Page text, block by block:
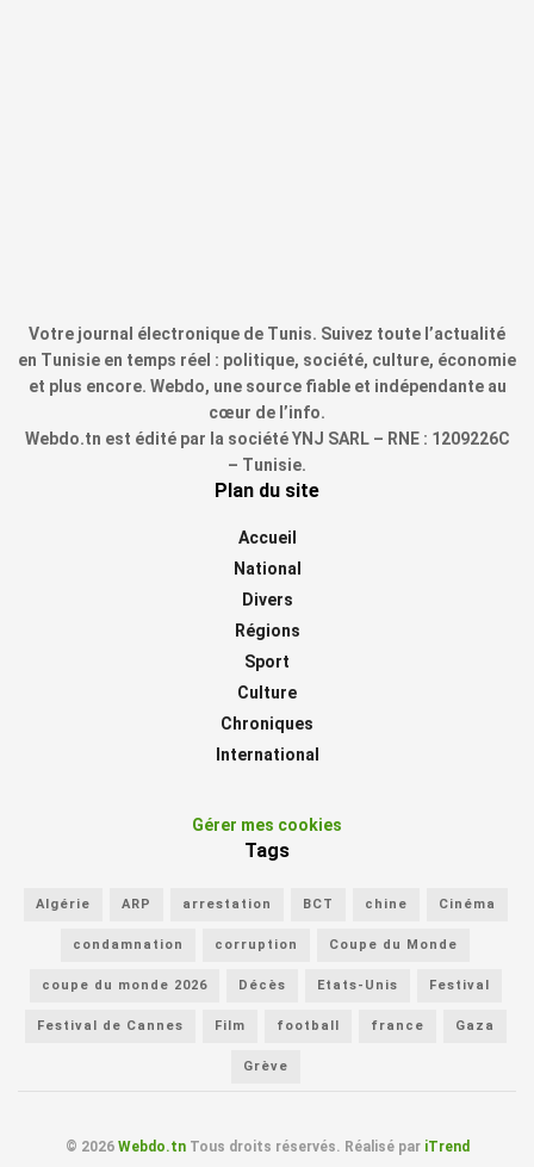
Votre journal électronique de Tunis. Suivez toute l’actualité
en Tunisie en temps réel : politique, société, culture, économie
et plus encore. Webdo, une source fiable et indépendante au
cœur de l’info.
Webdo.tn est édité par la société YNJ SARL – RNE : 1209226C
– Tunisie.
Plan du site
Accueil
National
Divers
Régions
Sport
Culture
Chroniques
International
Gérer mes cookies
Tags
Algérie ARP arrestation BCT chine Cinéma
condamnation corruption Coupe du Monde
coupe du monde 2026 Décès Etats-Unis Festival
Festival de Cannes Film football france Gaza
Grève
© 2026 Webdo.tnTous droits réservés. Réalisé par iTrend